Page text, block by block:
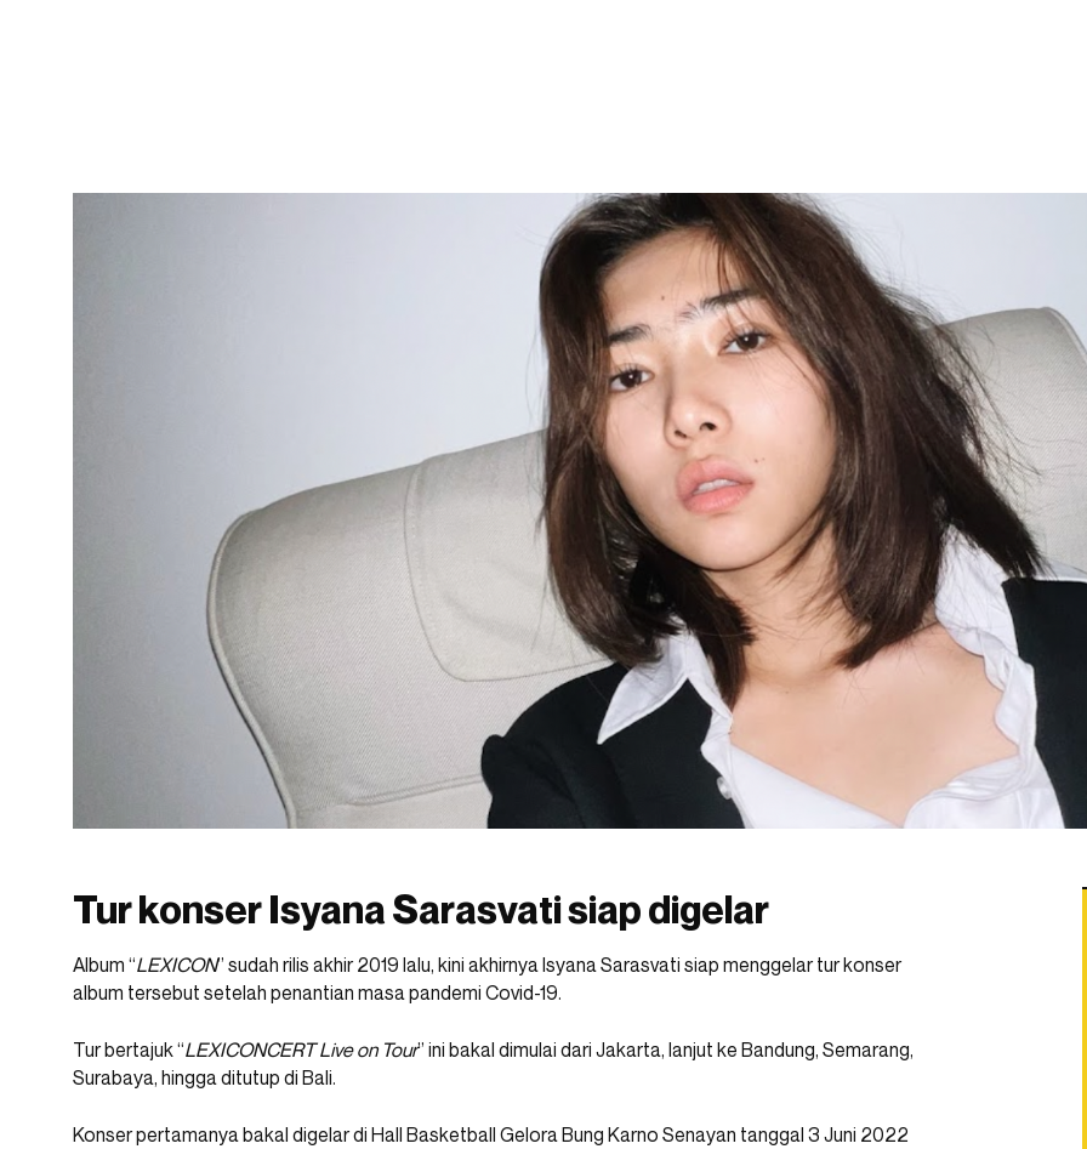
Tur konser Isyana Sarasvati siap digelar
Album “LEXICON” sudah rilis akhir 2019 lalu, kini akhirnya Isyana Sarasvati siap menggelar tur konser
album tersebut setelah penantian masa pandemi Covid-19.
Tur bertajuk “LEXICONCERT Live on Tour” ini bakal dimulai dari Jakarta, lanjut ke Bandung, Semarang,
Surabaya, hingga ditutup di Bali.
Konser pertamanya bakal digelar di Hall Basketball Gelora Bung Karno Senayan tanggal 3 Juni 2022